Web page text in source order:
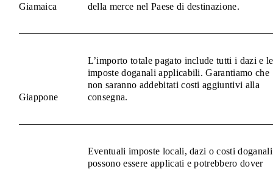
Giamaica
della merce nel Paese di destinazione.
Giappone
L’importo totale pagato include tutti i dazi e le
imposte doganali applicabili. Garantiamo che
non saranno addebitati costi aggiuntivi alla
consegna.
Eventuali imposte locali, dazi o costi doganali
possono essere applicati e potrebbero dover